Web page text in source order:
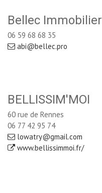
Bellec Immobilier
06 59 68 68 35
abi@bellec.pro
BELLISSIM'MOI
60 rue de Rennes
06 77 42 95 74
lowatry@gmail.com
www.bellissimmoi.fr/